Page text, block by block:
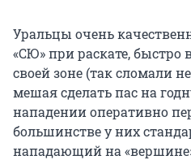
Уральцы очень
«СЮ» при раскате, быстро
своей зоне (так сломали
мешая сделать пас на
нападении оперативно
большинстве у них
нападающий на